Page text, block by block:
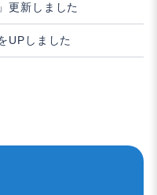
更新しました
UPしました